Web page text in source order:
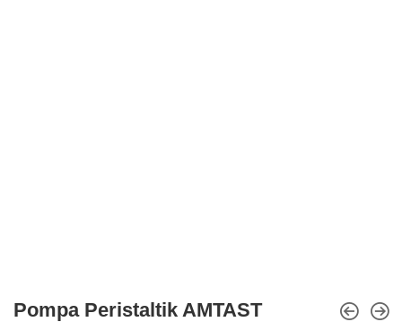
Pompa Peristaltik AMTAST